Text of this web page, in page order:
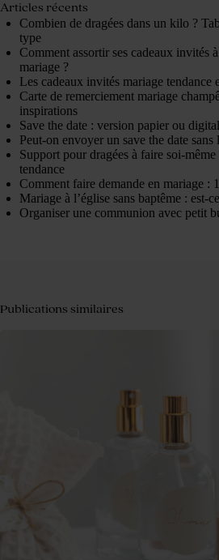
Articles récents
Combien de dragées dans un kilo ?
type
Comment assortir ses cadeaux invités
mariage ?
Les cadeaux invités mariage tendance
Carte de remerciement mariage
inspirations
Save the date : version papier ou
Peut-on envoyer un save the date
Support pour dragées à faire soi-
tendance
Comment faire demande en mariage :
Mariage à l’église sans baptême : est-
Organiser une communion avec petit
Publications similaires